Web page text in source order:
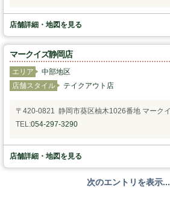
店舗詳細・地図を見る
マークイズ静岡店
エリア
中部地区
店舗スタイル
テイクアウト店
〒420-0821 静岡市葵区柚木1026番地 マーク
TEL:054-297-3290
店舗詳細・地図を見る
次のエントリを表示...
パンと合うおすすめ料理!!
モンタボー公式ショップ
会社情報
東京都中央区日本橋小舟町7番2号
TEL 03-3662-2582(代表)
Copyright (C) SWEET STYLE Co.,Ltd. All